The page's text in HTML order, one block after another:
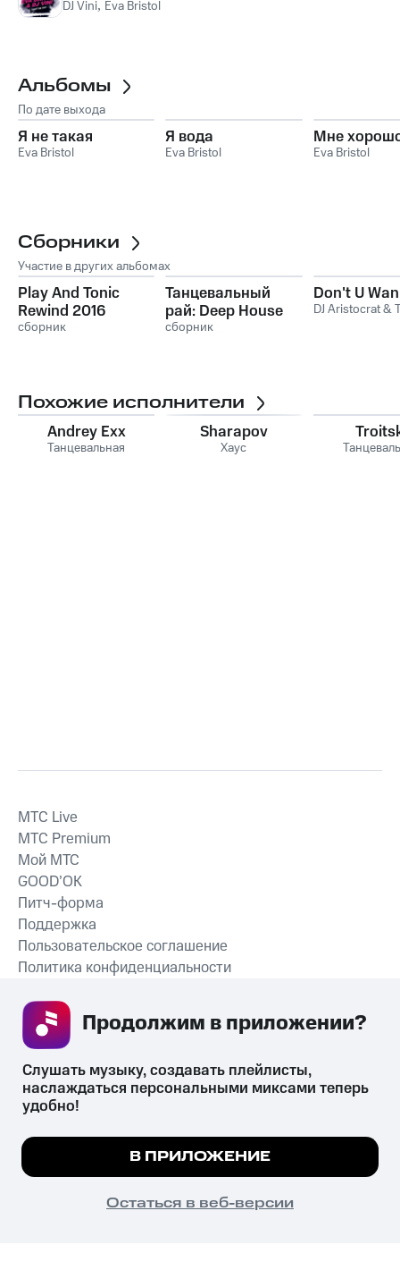
DJ Vini, Eva Bristol
Альбомы
По дате выхода
Я не такая
Eva Bristol
Я вода
Eva Bristol
Мне
Eva Bristol
Сборники
Участие в других альбомах
Play And Tonic
Rewind 2016
сборник
Танцевальный
рай: Deep House
сборник
Don't U
DJ Aristocrat &
Похожие исполнители
Andrey Exx
Танцевальная
Sharapov
Хаус
СКАЧАТЬ ПРИЛОЖЕНИЕ
MTС Live
MTС Premium
Мой МТС
GOOD’OK
Питч-форма
Поддержка
Пользовательское соглашение
Политика конфиденциальности
психотропных веществ, их аналогов причиняет вред здоровью,
их незаконный оборот запрещён и влечёт установленную
законодательством ответственность.
© 2026 ООО «КИОН».
Все права защищены
Мы используем куки, чтобы на сайте все
Подробнее
ПОНЯТНО
Слушать музыку, создавать плейлисты,
наслаждаться персональными миксами теперь
удобно!
В ПРИЛОЖЕНИЕ
Остаться в веб-версии